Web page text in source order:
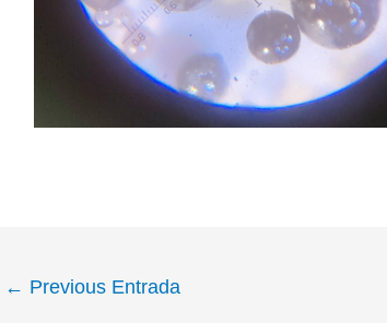
← Previous Entrada